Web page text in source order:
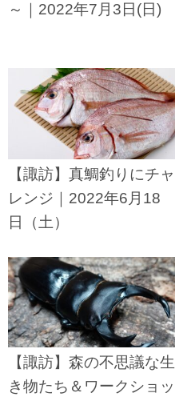
～｜2022年7月3日(日)
【諏訪】真鯛釣りにチャ
レンジ｜2022年6月18
日（土）
【諏訪】森の不思議な生
き物たち＆ワークショッ